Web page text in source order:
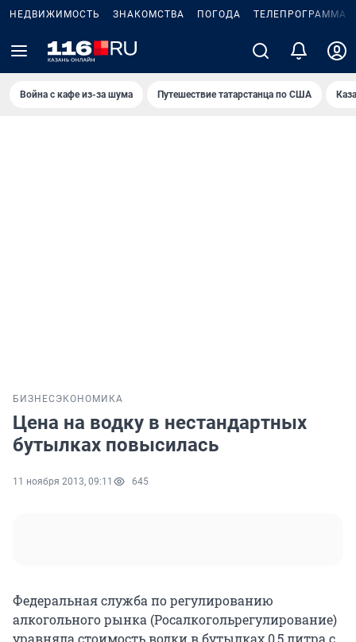
НЕДВИЖИМОСТЬ ЗНАКОМСТВА ПОГОДА ТЕЛЕПРОГРАММА
Война с кафе из-за шума Путешествие татарстанца по США
БИЗНЕС ЭКОНОМИКА
Цена на водку в нестандартных
бутылках повысилась
11 ноября 2013, 09:11 645
Федеральная служба по регулированию
алкогольного рынка (Росалкогольрегулирование)
уравняла стоимость водки в бутылках 0,5 литра с